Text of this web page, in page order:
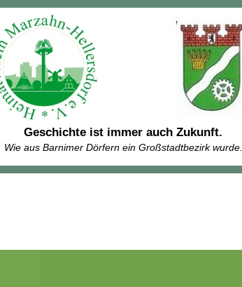
Geschichte ist immer auch Zukunft.
Wie aus Barnimer Dörfern ein Großstadtbezirk wurde.